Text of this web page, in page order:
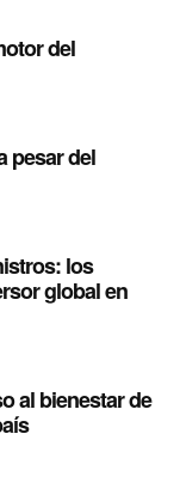
del
pesar del
los
global en
al bienestar de